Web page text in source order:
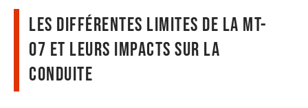
Les différentes limites de la MT-
07 et leurs impacts sur la
conduite